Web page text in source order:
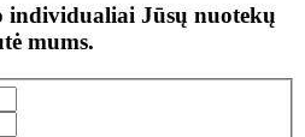
individualiai Jūsų nuotekų
mums.